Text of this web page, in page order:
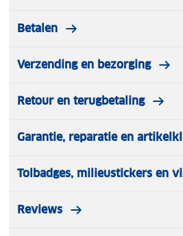
Betalen
Verzending en bezorging
Retour en terugbetaling
Garantie, reparatie en
Tolbadges, milieustickers en
Reviews